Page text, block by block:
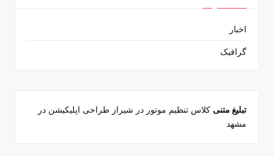
اخبار
گرافیک
تبلیغ متنی کلاس تنظیم موتور در شیراز طراحی اپلیکیشن در
مشهد